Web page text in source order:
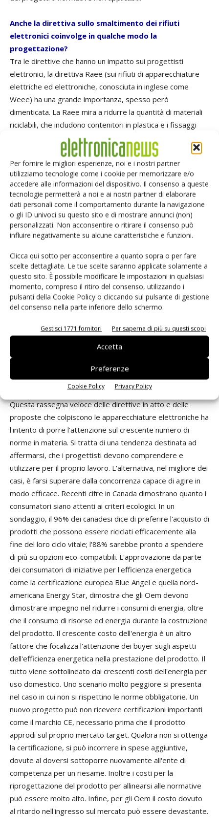
Per fornire le migliori esperienze, noi e i nostri partner
utilizziamo tecnologie come i cookie per memorizzare e/o
accedere alle informazioni del dispositivo. Il consenso a queste
tecnologie permetterà a noi e ai nostri partner di elaborare
dati personali come il comportamento durante la navigazione
o gli ID univoci su questo sito e di mostrare annunci (non)
personalizzati. Non acconsentire o ritirare il consenso può
influire negativamente su alcune caratteristiche e funzioni.
Clicca qui sotto per acconsentire a quanto sopra o per fare
scelte dettagliate. Le tue scelte saranno applicate solamente a
questo sito. È possibile modificare le impostazioni in qualsiasi
momento, compreso il ritiro del consenso, utilizzando i
pulsanti della Cookie Policy o cliccando sul pulsante di gestione
del consenso nella parte inferiore dello schermo.
Gestisci 1771 fornitori Per saperne di più su questi scopi
Accetta
Preferenze
Cookie Policy Privacy Policy
Anche la direttiva sullo smaltimento dei rifiuti
elettronici coinvolge in qualche modo la
progettazione?
Tra le direttive che hanno un impatto sui progettisti
elettronici, la direttiva Raee (sui rifiuti di apparecchiature
elettriche ed elettroniche, conosciuta in inglese come
Weee) ha una grande importanza, spesso però
dimenticata. La Raee mira a ridurre la quantità di materiali
riciclabili, che includono contenitori in plastica e i fissaggi
metallici, che vanno a finire nelle discariche insieme ai
materiali non riciclabili. La progettazione Raee dovrebbe
quindi predisporre uno smantellamento semplice e rapido,
con l'utilizzo, ad esempio, di clip piuttosto che viti. È
raccomandabile anche etichettare materiali come la plastica
per una facile identificazione ai fini del riciclaggio dei rifiuti.
Gli inserti metallici nei contenitori di plastica andrebbero
egualmente evitati, perchè possono ostacolare o
impedirne il riciclaggio. I progettisti elettronici potrebbero
considerare ciò come responsabilità degli ingegneri
meccanici o industriali. Tuttavia anche una progettazione
elettronica attenta deve considerare aspetti come
transistor di potenza che possono essere attaccati con
delle clip al dissipatore di calore, o ancora tecniche di
scheda circuito per ridurre al minimo le dimensioni del
contenitore.
Cosa può succedere nel caso un progettista non sia
attento allo sviluppo delle normative o nel caso in cui
tali norme non vengano rispettate?
Questa rassegna veloce delle direttive in atto e delle
proposte che colpiscono le apparecchiature elettroniche ha
l'intento di porre l’attenzione sul crescente numero di
norme in materia. Si tratta di una tendenza destinata ad
affermarsi, che i progettisti devono comprendere e
utilizzare per il proprio lavoro. L'alternativa, nel migliore dei
casi, è farsi superare dalla concorrenza capace di agire in
modo efficace. Recenti cifre in Canada dimostrano quanto i
consumatori siano attenti ai criteri ecologici. In un
sondaggio, il 96% dei canadesi dice di preferire l'acquisto di
prodotti che possono essere riciclati efficacemente alla
fine del loro ciclo vitale; l'88% sarebbe pronto a spendere
di più su opzioni eco-compatibili. L'approvazione da parte
dei consumatori di iniziative per l'efficienza energetica
come la certificazione europea Blue Angel e quella nord-
americana Energy Star, dimostra che gli Oem devono
dimostrare impegno nel ridurre i consumi di energia, oltre
che il consumo di risorse ed energia durante la costruzione
del prodotto. Il crescente costo dell'energia è un altro
fattore che focalizza l'attenzione dei buyer sugli aspetti
dell'efficienza energetica nella prestazione del prodotto. Il
tutto viene sottolineato dai crescenti costi dell'energia per
uso domestico. Uno scenario molto peggiore si presenta
nel caso in cui non si rispettino le norme obbligatorie. Un
nuovo progetto può non ricevere certificazioni importanti
come il marchio CE, necessario prima che il prodotto
approdi sul proprio mercato target. Qualora non si ottenga
la certificazione, si può incorrere in spese aggiuntive,
dovute al doversi sottoporre nuovamente all'ente di
competenza per un riesame. Inoltre i costi per la
riprogettazione del prodotto per allinearsi alle normative
può essere molto alto. Infine, per gli Oem il costo dovuto
al ritardo nell'ingresso sul mercato può essere devastante.